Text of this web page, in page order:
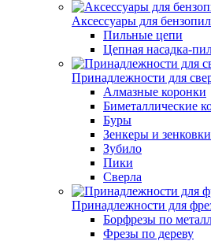
Аксессуары для
Пильные цепи
Цепная насадка-
Принадлежности для
Алмазные коронки
Биметаллические
Буры
Зенкеры и зенковки
Зубило
Пики
Сверла
Принадлежности для
Борфрезы по
Фрезы по дереву